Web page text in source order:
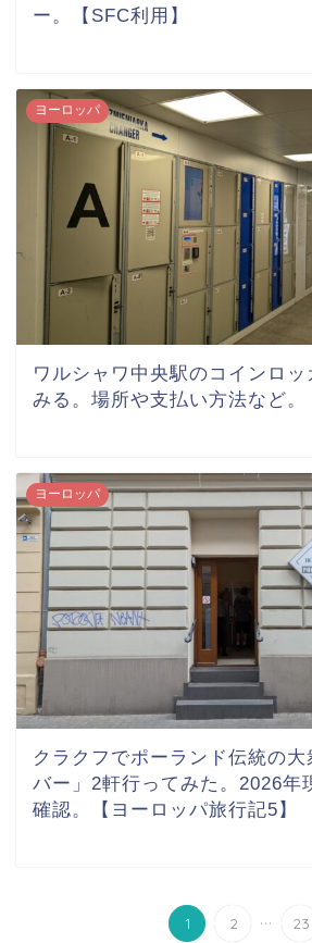
ー。【SFC利用】
ヨーロッパ
ワルシャワ中央駅のコインロッ
みる。場所や支払い方法など。
ヨーロッパ
クラクフでポーランド伝統の大
バー」2軒行ってみた。2026年
確認。【ヨーロッパ旅行記5】
1 2 ... 23